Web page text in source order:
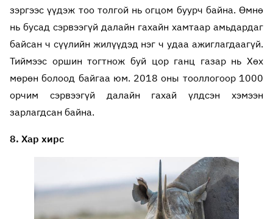
зэргээс үүдэж тоо толгой нь огцом буурч байна. Өмнө
нь бусад сэрвээгүй далайн гахайн хамтаар амьдардаг
байсан ч сүүлийн жилүүдэд нэг ч удаа ажиглагдаагүй.
Тиймээс оршин тогтнож буй цор ганц газар нь Хөх
мөрөн болоод байгаа юм. 2018 оны тооллогоор 1000
орчим сэрвээгүй далайн гахай үлдсэн хэмээн
зарлагдсан байна.
8. Хар хирс